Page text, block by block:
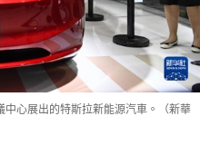
心展出的特斯拉新能源汽車。（新華